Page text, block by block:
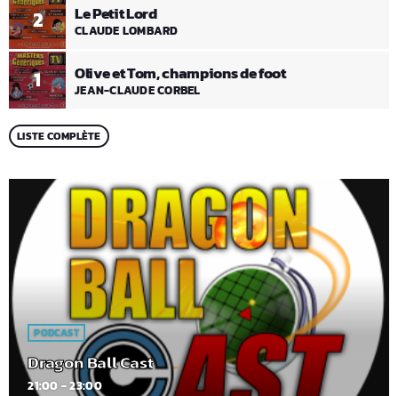
1 Olive et Tom, champions de foot
JEAN-CLAUDE CORBEL
2 Le Petit Lord
CLAUDE LOMBARD
LISTE COMPLÈTE
PODCAST
Dragon Ball Cast
21:00 - 23:00